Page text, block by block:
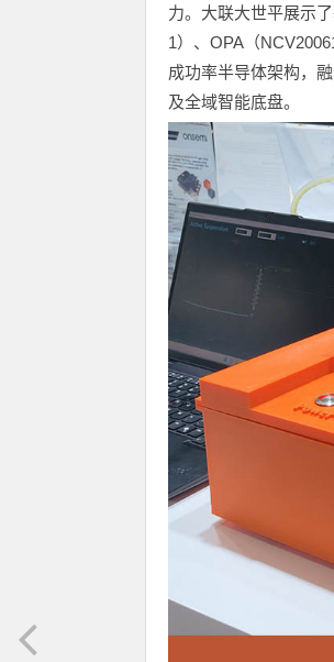
力。大联大世平展示
1）、OPA（
成功率半导体架构，
及全域智能底盘。